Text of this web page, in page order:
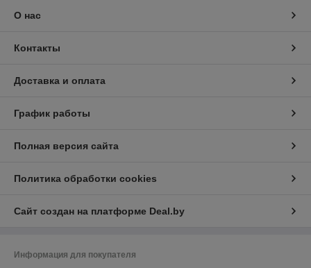
О нас
Контакты
Доставка и оплата
График работы
Полная версия сайта
Политика обработки cookies
Сайт создан на платформе Deal.by
Информация для покупателя